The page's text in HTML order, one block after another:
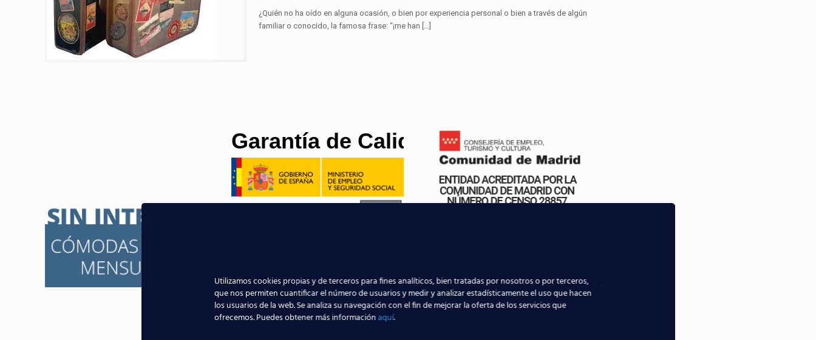
¿Quién no ha oído en alguna ocasión, o bien por experiencia personal o bien a través de algún
familiar o conocido, la famosa frase: “¡me han […]
Garantía de Calidad
Utilizamos cookies propias y de terceros para fines analíticos, bien tratadas por nosotros o por terceros,
que nos permiten cuantificar el número de usuarios y medir y analizar estadísticamente el uso que hacen
los usuarios de la web. Se analiza su navegación con el fin de mejorar la oferta de los servicios que
ofrecemos. Puedes obtener más informaciónaquí.